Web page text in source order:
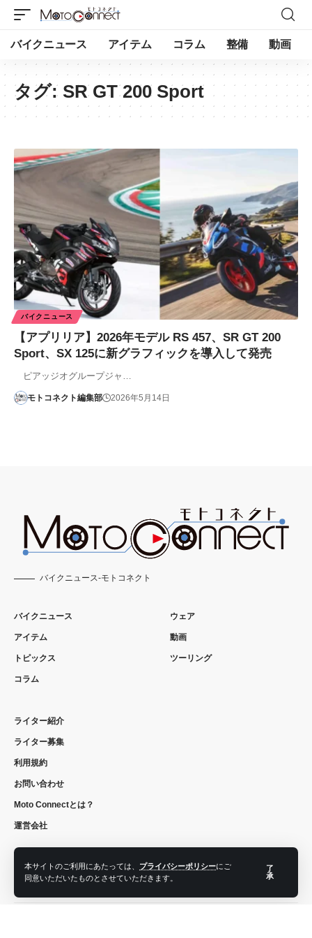
本サイトのご利用にあたっては、 プライバシーポリシーにご
同意いただいたものとさせていただきます。
了
承
バイクニュース アイテム コラム 整備 動画
タグ: SR GT 200 Sport
バイクニュース
【アプリリア】2026年モデル RS 457、SR GT 200
Sport、SX 125に新グラフィックを導入して発売
ピアッジオグループジャ…
モトコネクト編集部 2026年5月14日
バイクニュース-モトコネクト
バイクニュース
アイテム
トピックス
コラム
ウェア
動画
ツーリング
ライター紹介
ライター募集
利用規約
お問い合わせ
Moto Connectとは？
運営会社
フォローする